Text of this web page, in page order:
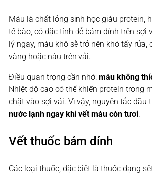
Máu là chất lỏng sinh học giàu protein,
tế bào, có đặc tính dễ bám dính trên sợi
lý ngay, máu khô sẽ trở nên khó tẩy rửa,
vàng hoặc nâu trên vải.
Điều quan trọng cần nhớ: máu không
Nhiệt độ cao có thể khiến protein trong
chặt vào sợi vải. Vì vậy, nguyên tắc đầu
nước lạnh ngay khi vết máu còn tươi.
Vết thuốc bám dính
Các loại thuốc, đặc biệt là thuốc dạng